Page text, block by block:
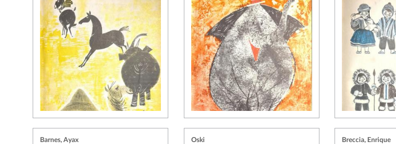
Barnes, Ayax Oski Breccia, Enrique